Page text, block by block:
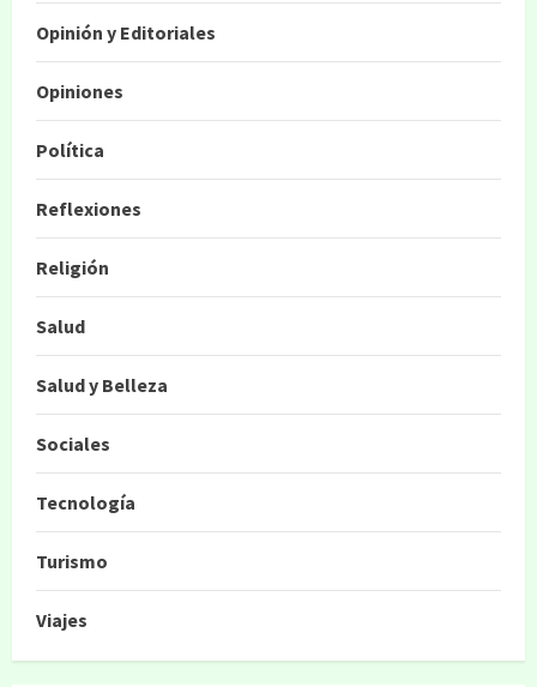
Opinión y Editoriales
Opiniones
Política
Reflexiones
Religión
Salud
Salud y Belleza
Sociales
Tecnología
Turismo
Viajes